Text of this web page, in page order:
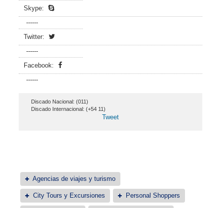
Skype:
------
Twitter:
------
Facebook:
------
Discado Nacional: (011)
Discado Internacional: (+54 11)
Tweet
Agencias de viajes y turismo
City Tours y Excursiones Personal Shoppers